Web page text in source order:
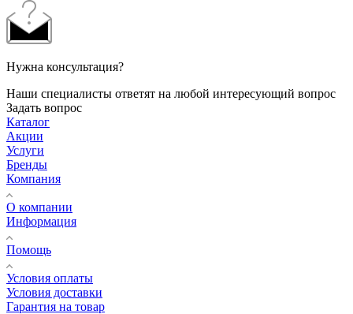
Нужна консультация?
Наши специалисты ответят на любой интересующий вопрос
Задать вопрос
Каталог
Акции
Услуги
Бренды
Компания
О компании
Информация
Помощь
Условия оплаты
Условия доставки
Гарантия на товар